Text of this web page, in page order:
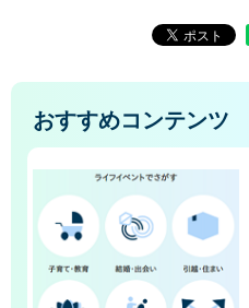
おすすめコンテンツ